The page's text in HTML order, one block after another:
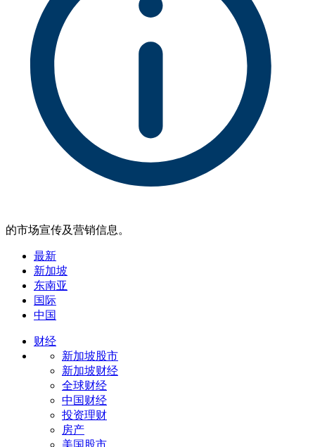
的市场宣传及营销信息。
最新
新加坡
东南亚
国际
中国
财经
新加坡股市
新加坡财经
全球财经
中国财经
投资理财
房产